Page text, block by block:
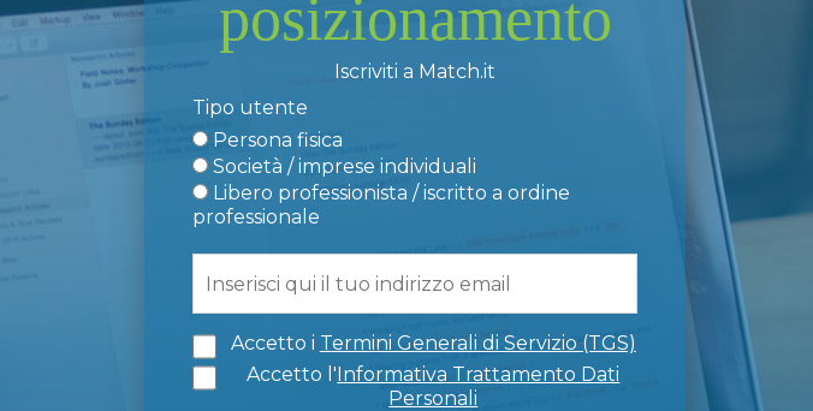
posizionamento
Iscriviti a Match.it
Tipo utente
Persona fisica
Società / imprese individuali
Libero professionista / iscritto a ordine
professionale
Accetto i Termini Generali di Servizio (TGS)
Accetto l'Informativa Trattamento Dati
Personali